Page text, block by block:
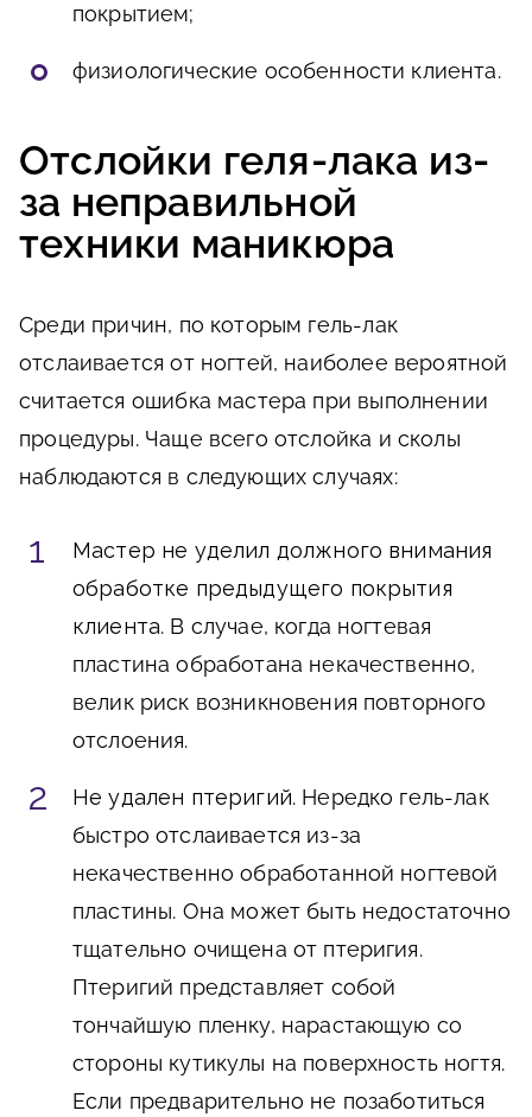
покрытием;
физиологические особенности клиента.
Отслойки геля-лака из-
за неправильной
техники маникюра
Среди причин, по которым гель-лак
отслаивается от ногтей, наиболее вероятной
считается ошибка мастера при выполнении
процедуры. Чаще всего отслойка и сколы
наблюдаются в следующих случаях:
Мастер не уделил должного внимания
обработке предыдущего покрытия
клиента. В случае, когда ногтевая
пластина обработана некачественно,
велик риск возникновения повторного
отслоения.
Не удален птеригий. Нередко гель-лак
быстро отслаивается из-за
некачественно обработанной ногтевой
пластины. Она может быть недостаточно
тщательно очищена от птеригия.
Птеригий представляет собой
тончайшую пленку, нарастающую со
стороны кутикулы на поверхность ногтя.
Если предварительно не позаботиться